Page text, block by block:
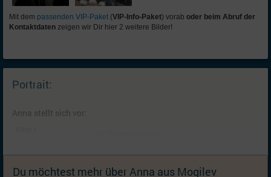
Mit dem passenden VIP-Paket (VIP-Info-Paket) vorab oder beim Abruf der
Kontaktdaten zeigen wir Dir hier 2 weitere Bilder!
Portrait:
Anna stellt sich vor:
Kinder:
Keine; Ich wünsche mir (weitere) Kinder
Wohnort:
Mogilev, Großraum Mogilev [Karte]
Du möchtest mehr über Anna aus Mogilev